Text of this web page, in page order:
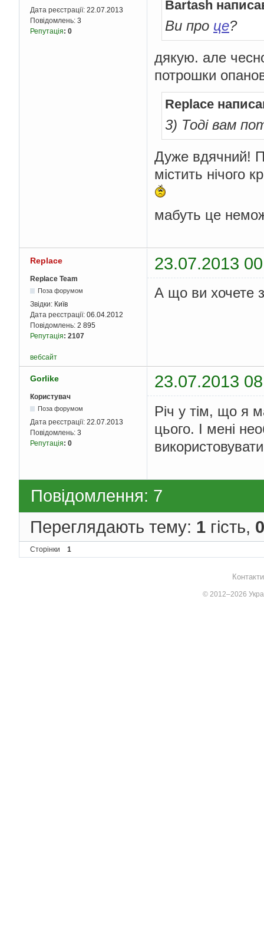
Дата реєстрації: 22.07.2013
Повідомлень: 3
Репутація: 0
Bartash
Ви про це?
дякую. але
потрошки
Replace
3) Тоді вам
Дуже вдячний!
містить нічого
мабуть це
Replace 23.07.2013
Replace Team
Поза форумом
Звідки: Київ
Дата реєстрації: 06.04.2012
Повідомлень: 2 895
Репутація: 2107
А що ви хочете
вебсайт
Gorlike 23.07.2013
Користувач
Поза форумом
Дата реєстрації: 22.07.2013
Повідомлень: 3
Репутація: 0
Річ у тім, що я
цього. І мені
Повідомлення: 7
Переглядають тему: 1 гість, 0
Сторінки 1
© 2012–2026